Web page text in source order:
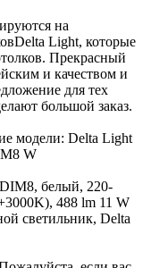
на
Light, которые
Прекрасный
и качеством и
для тех
большой заказ.
модели: Delta Light
W
белый, 220-
488 lm 11 W
светильник, Delta